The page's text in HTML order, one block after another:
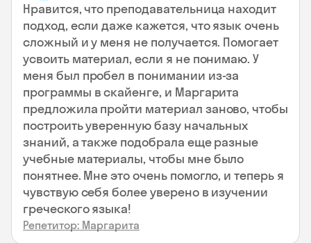
Нравится, что преподавательница находит
подход, если даже кажется, что язык очень
сложный и у меня не получается. Помогает
усвоить материал, если я не понимаю. У
меня был пробел в понимании из-за
программы в скайенге, и Маргарита
предложила пройти материал заново, чтобы
построить уверенную базу начальных
знаний, а также подобрала еще разные
учебные материалы, чтобы мне было
понятнее. Мне это очень помогло, и теперь я
чувствую себя более уверено в изучении
греческого языка!
Репетитор: Маргарита